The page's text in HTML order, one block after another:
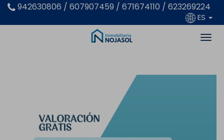
942630806 / 607907459 / 671674110 / 623269224
ES